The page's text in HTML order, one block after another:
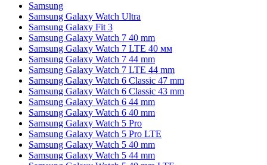
Samsung
Samsung Galaxy Watch Ultra
Samsung Galaxy Fit 3
Samsung Galaxy Watch 7 40 mm
Samsung Galaxy Watch 7 LTE 40 мм
Samsung Galaxy Watch 7 44 mm
Samsung Galaxy Watch 7 LTE 44 mm
Samsung Galaxy Watch 6 Classic 47 mm
Samsung Galaxy Watch 6 Classic 43 mm
Samsung Galaxy Watch 6 44 mm
Samsung Galaxy Watch 6 40 mm
Samsung Galaxy Watch 5 Pro
Samsung Galaxy Watch 5 Pro LTE
Samsung Galaxy Watch 5 40 mm
Samsung Galaxy Watch 5 44 mm